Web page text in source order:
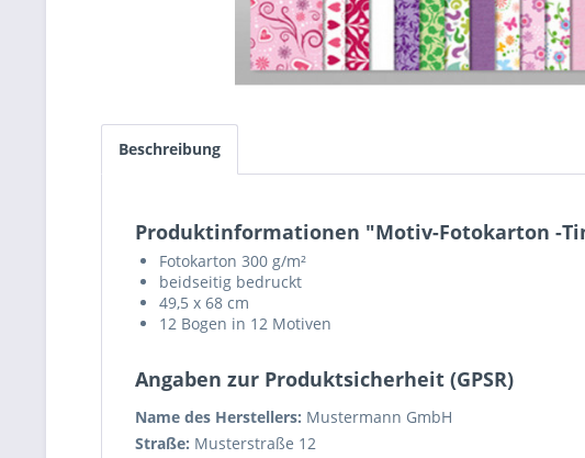
Beschreibung
Produktinformationen "Motiv-Fotokarton -
Fotokarton 300 g/m²
beidseitig bedruckt
49,5 x 68 cm
12 Bogen in 12 Motiven
Angaben zur Produktsicherheit (GPSR)
Name des Herstellers: Mustermann GmbH
Straße: Musterstraße 12